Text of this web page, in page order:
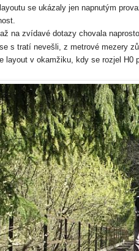
se ukázaly jen napnutým
na zvídavé dotazy chovala
s tratí nevešli, z metrové mezery
layout v okamžiku, kdy se rozjel H0